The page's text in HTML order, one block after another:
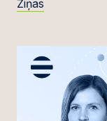
Ziņas